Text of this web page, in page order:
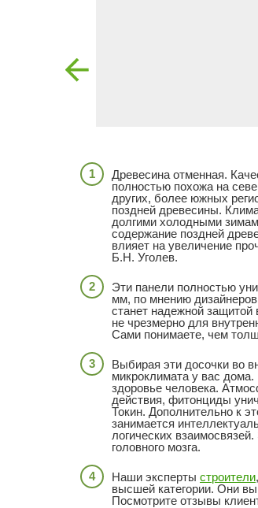
Древесина отменная.
полностью похожа на
других, более южных
поздней древесины.
долгими холодными
содержание поздней
влияет на увеличение
Б.Н. Уголев.
Эти панели полностью
мм, по мнению
станет надежной
не чрезмерно для
Сами понимаете, чем
Выбирая эти досочки во
микроклимата у вас
здоровье человека.
действия, фитонциды
Токин. Дополнительно к
занимается
логических
головного мозга.
Наши эксперты строители
высшей категории. Они
Посмотрите отзывы